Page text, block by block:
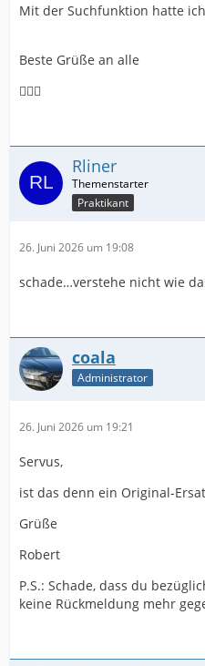
Mit der Suchfunktion hatte
Beste Grüße an alle
🙋🏻‍♂️
Rliner
Praktikant
26. Juni 2026 um 19:08
schade…verstehe nicht wie
coala
Administrator
26. Juni 2026 um 19:21
Servus,
ist das denn ein Original-
Grüße
Robert
P.S.: Schade, dass du
keine Rückmeldung mehr